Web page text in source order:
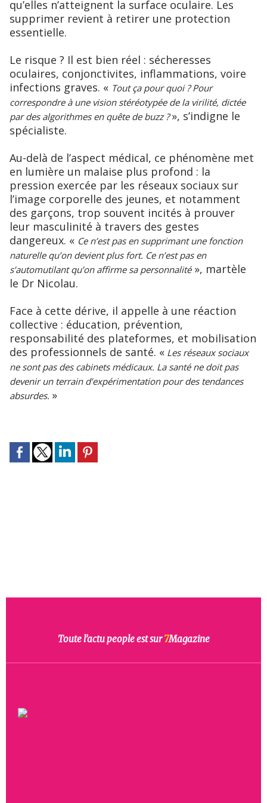
qu’elles n’atteignent la surface oculaire. Les
supprimer revient à retirer une protection
essentielle.
Le risque ? Il est bien réel : sécheresses
oculaires, conjonctivites, inflammations, voire
infections graves. « Tout ça pour quoi ? Pour
correspondre à une vision stéréotypée de la virilité, dictée
par des algorithmes en quête de buzz ?», s’indigne le
spécialiste.
Au-delà de l’aspect médical, ce phénomène met
en lumière un malaise plus profond : la
pression exercée par les réseaux sociaux sur
l’image corporelle des jeunes, et notamment
des garçons, trop souvent incités à prouver
leur masculinité à travers des gestes
dangereux. « Ce n’est pas en supprimant une fonction
naturelle qu’on devient plus fort. Ce n’est pas en
s’automutilant qu’on affirme sa personnalité», martèle
le Dr Nicolau.
Face à cette dérive, il appelle à une réaction
collective : éducation, prévention,
responsabilité des plateformes, et mobilisation
des professionnels de santé. « Les réseaux sociaux
ne sont pas des cabinets médicaux. La santé ne doit pas
devenir un terrain d’expérimentation pour des tendances
absurdes. »
Toute l’actu people est sur7Magazine